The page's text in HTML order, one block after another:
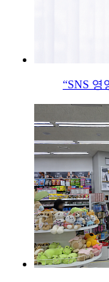
“SNS 영